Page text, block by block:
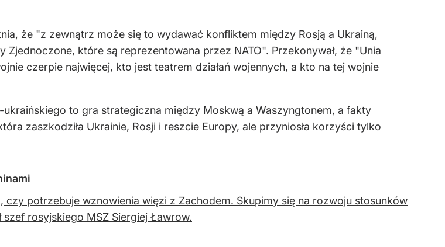
że "z zewnątrz może się to wydawać konfliktem między Rosją a Ukrainą,
Zjednoczone, które są reprezentowana przez NATO". Przekonywał, że "Unia
czerpie najwięcej, kto jest teatrem działań wojennych, a kto na tej wojnie
to gra strategiczna między Moskwą a Waszyngtonem, a fakty
zaszkodziła Ukrainie, Rosji i reszcie Europy, ale przyniosła korzyści tylko
czy potrzebuje wznowienia więzi z Zachodem. Skupimy się na rozwoju stosunków
szef rosyjskiego MSZ Siergiej Ławrow.